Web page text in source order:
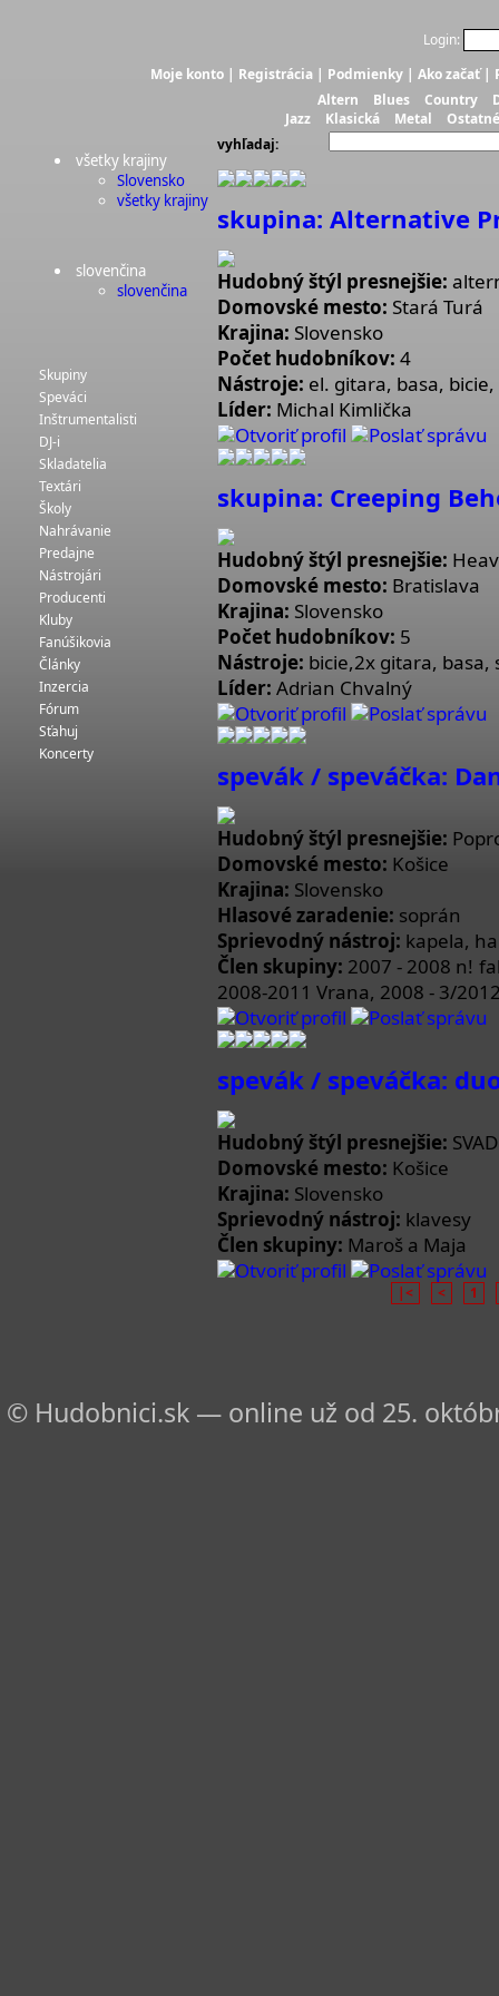
Login:
Moje konto | Registrácia | Podmienky | Ako začať|
Altern
Blues Country
Jazz
Klasická Metal
Ostatné
vyhľadaj:
všetky krajiny
Slovensko
všetky krajiny
slovenčina
slovenčina
Skupiny
Speváci
Inštrumentalisti
DJ-i
Skladatelia
Textári
Školy
Nahrávanie
Predajne
Nástrojári
Producenti
Kluby
Fanúšikovia
Články
Inzercia
Fórum
Sťahuj
Koncerty
skupina: Alternative
Hudobný štýl presnejšie:
Domovské mesto: Stará Turá
Krajina: Slovensko
Počet hudobníkov: 4
Nástroje: el. gitara, basa,
Líder: Michal Kimlička
Otvoriť profil
Poslať správu
skupina: Creeping
Hudobný štýl presnejšie:
Domovské mesto: Bratislava
Krajina: Slovensko
Počet hudobníkov: 5
Nástroje: bicie,2x gitara, basa,
Líder: Adrian Chvalný
Otvoriť profil
Poslať správu
spevák / speváčka:
Hudobný štýl presnejšie:
Domovské mesto: Košice
Krajina: Slovensko
Hlasové zaradenie: soprán
Sprievodný nástroj: kapela,
Člen skupiny: 2007 - 2008 n!
2008-2011 Vrana, 2008 - 3/
Otvoriť profil
Poslať správu
spevák / speváčka:
Hudobný štýl presnejšie:
Domovské mesto: Košice
Krajina: Slovensko
Sprievodný nástroj: klavesy
Člen skupiny: Maroš a Maja
Otvoriť profil
Poslať správu
|< < 1
© Hudobnici.sk — online už od 25.